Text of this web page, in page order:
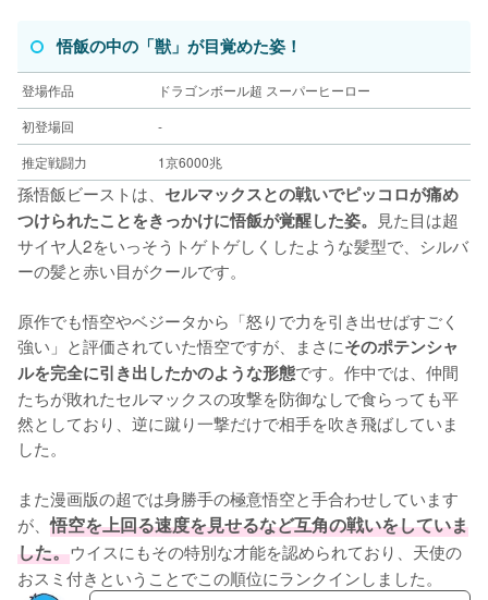
悟飯の中の「獣」が目覚めた姿！
登場作品
ドラゴンボール超 スーパーヒーロー
初登場回
-
推定戦闘力
1京6000兆
孫悟飯ビーストは、 セルマックスとの戦いでピッコロが痛め
つけられたことをきっかけに悟飯が覚醒した姿。 見た目は超
サイヤ人2をいっそうトゲトゲしくしたような髪型で、シルバ
ーの髪と赤い目がクールです。
原作でも悟空やベジータから「怒りで力を引き出せばすごく
強い」と評価されていた悟空ですが、まさにそのポテンシャ
ルを完全に引き出したかのような形態です。作中では、仲間
たちが敗れたセルマックスの攻撃を防御なしで食らっても平
然としており、逆に蹴り一撃だけで相手を吹き飛ばしていま
した。
また漫画版の超では身勝手の極意悟空と手合わせしています
が、悟空を上回る速度を見せるなど互角の戦いをしていま
した。ウイスにもその特別な才能を認められており、天使の
おスミ付きということでこの順位にランクインしました。